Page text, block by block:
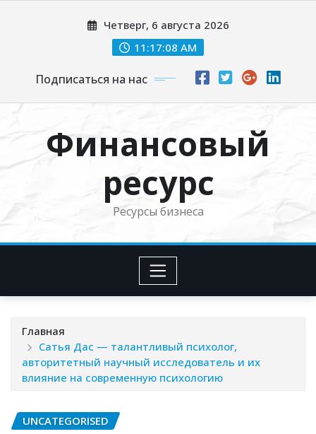
Четверг, 6 августа 2026
11:17:09 AM
Подписаться на нас
Финансовый
ресурс
Ресурсы бизнеса
Главная
Сатья Дас — талантливый психолог,
авторитетный научный исследователь и их
влияние на современную психологию
UNCATEGORISED